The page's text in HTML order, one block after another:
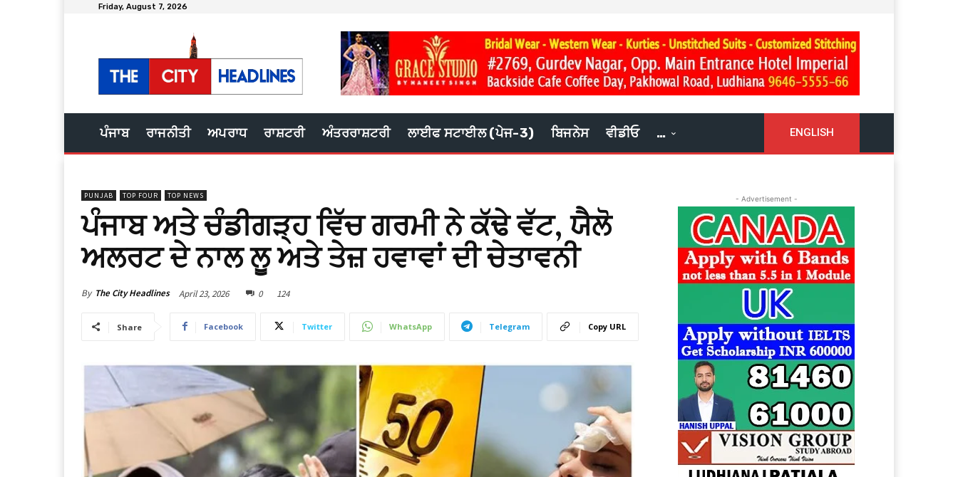
Friday, August 7, 2026
ਪੰਜਾਬ ਰਾਜਨੀਤੀ ਅਪਰਾਧ ਰਾਸ਼ਟਰੀ ਅੰਤਰਰਾਸ਼ਟਰੀ ਲਾਈਫ ਸਟਾਈਲ (ਪੇਜ-3) ਬਿਜਨੇਸ ਵੀਡੀਓ … ENGLISH
PUNJAB TOP FOUR TOP NEWS
ਪੰਜਾਬ ਅਤੇ ਚੰਡੀਗੜ੍ਹ ਵਿੱਚ ਗਰਮੀ ਨੇ ਕੱਢੇ ਵੱਟ, ਯੈਲੋ
ਅਲਰਟ ਦੇ ਨਾਲ ਲੂ ਅਤੇ ਤੇਜ਼ ਹਵਾਵਾਂ ਦੀ ਚੇਤਾਵਨੀ
By The City Headlines April 23, 2026 0 124
Share Facebook Twitter WhatsApp Telegram Copy URL
- Advertisement -